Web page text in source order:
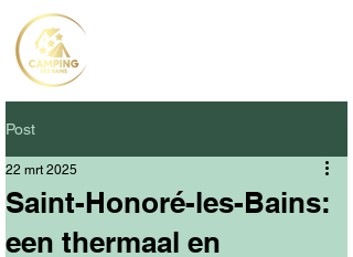
Post
Saint-Honoré-les-Bains:
een thermaal en
22 mrt 2025